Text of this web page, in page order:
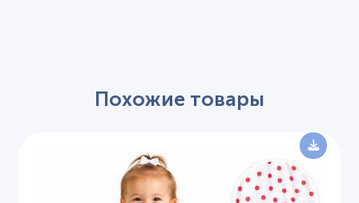
Похожие товары